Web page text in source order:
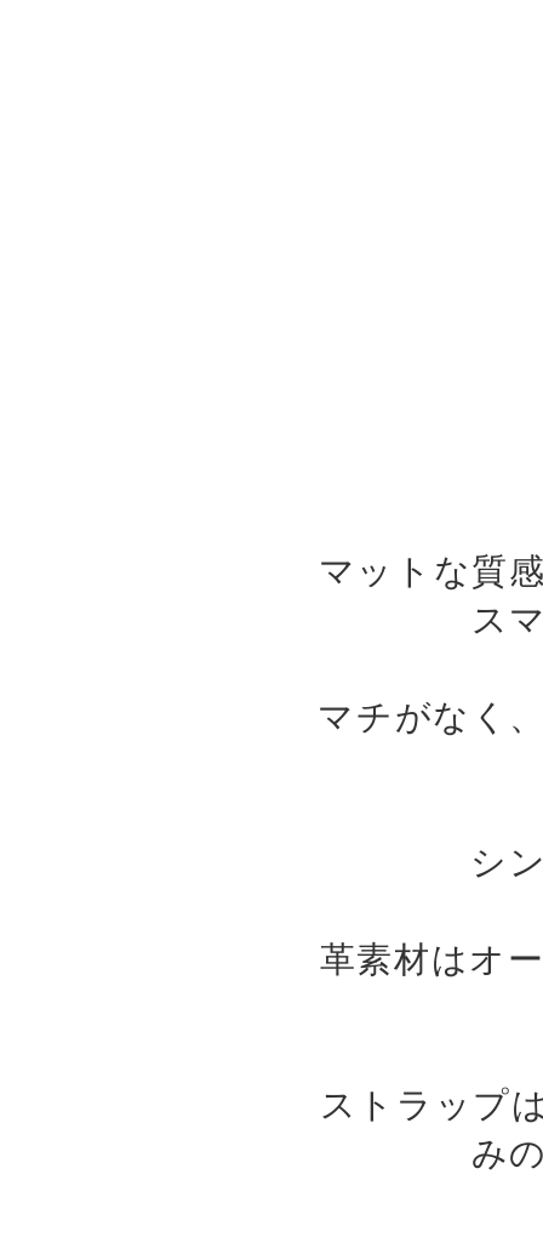
マットな質
ス
マチがなく
シ
革素材はオ
ストラップ
み